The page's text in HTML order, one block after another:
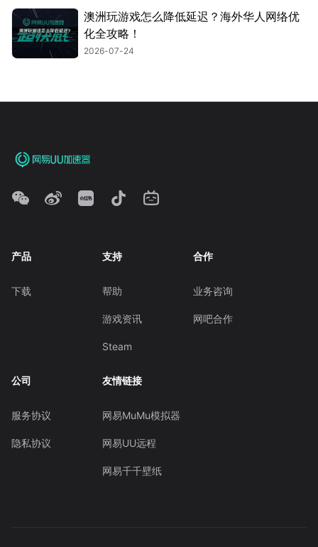
澳洲玩游戏怎么降低延迟？海外华人网络优
化全攻略！
2026-07-24
产品
下载
支持
帮助
游戏资讯
Steam
合作
业务咨询
网吧合作
公司
服务协议
隐私协议
友情链接
网易MuMu模拟器
网易UU远程
网易千千壁纸